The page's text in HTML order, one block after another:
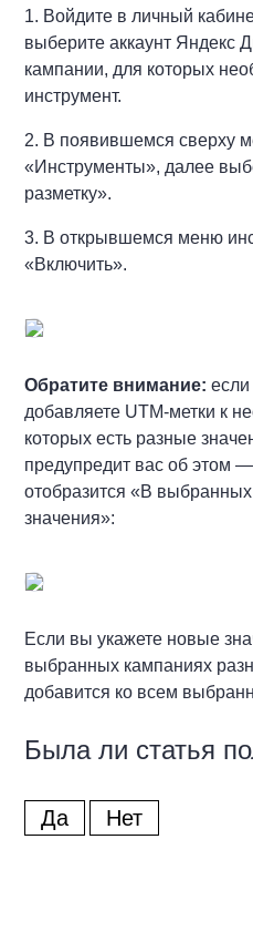
1. Войдите в личный
выберите аккаунт Яндекс
кампании, для которых
инструмент.
2. В появившемся сверху
«Инструменты», далее
разметку».
3. В открывшемся меню
«Включить».
Обратите внимание:
добавляете UTM-метки к
которых есть разные
предупредит вас об этом
отобразится «В
значения»:
Если вы укажете новые
выбранных кампаниях
добавится ко всем
Была ли статья
Да Нет